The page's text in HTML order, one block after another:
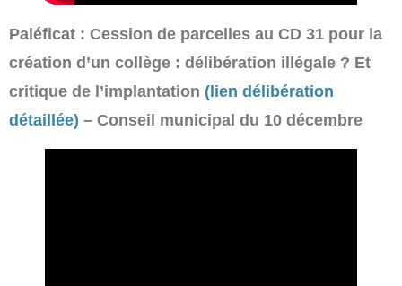
Paléficat : Cession de parcelles au CD 31 pour la
création d’un collège : délibération illégale ? Et
critique de l’implantation (lien délibération
détaillée) – Conseil municipal du 10 décembre